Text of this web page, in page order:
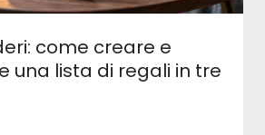
come creare e
una lista di regali in tre